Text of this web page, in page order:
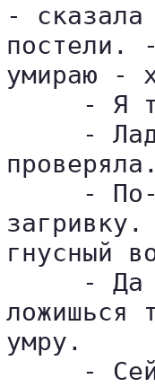
-
постели.
умираю -
- Я
-
проверяла.
-
гнусный
- Да
ложишься
умру.
-